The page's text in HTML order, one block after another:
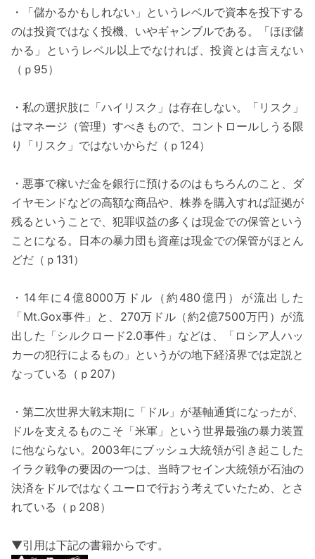
・「儲かるかもしれない」というレベルで資本を投下する
のは投資ではなく投機、いやギャンブルである。「ほぼ儲
かる」というレベル以上でなければ、投資とは言えない
（ｐ95）
・私の選択肢に「ハイリスク」は存在しない。「リスク」
はマネージ（管理）すべきもので、コントロールしうる限
り「リスク」ではないからだ（ｐ124）
・悪事で稼いだ金を銀行に預けるのはもちろんのこと、ダ
イヤモンドなどの高額な商品や、株券を購入すれば証拠が
残るということで、犯罪収益の多くは現金での保管という
ことになる。日本の暴力団も資産は現金での保管がほとん
どだ（ｐ131）
・14年に4億8000万ドル（約480億円）が流出した
「Mt.Gox事件」と、270万ドル（約2億7500万円）が流
出した「シルクロード2.0事件」などは、「ロシア人ハッ
カーの犯行によるもの」というがの地下経済界では定説と
なっている（ｐ207）
・第二次世界大戦末期に「ドル」が基軸通貨になったが、
ドルを支えるものこそ「米軍」という世界最強の暴力装置
に他ならない。2003年にブッシュ大統領が引き起こした
イラク戦争の要因の一つは、当時フセイン大統領が石油の
決済をドルではなくユーロで行おう考えていたため、とさ
れている（ｐ208）
▼引用は下記の書籍からです。